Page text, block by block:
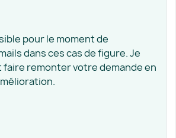
pour le moment de
dans ces cas de figure. Je
faire remonter votre demande en